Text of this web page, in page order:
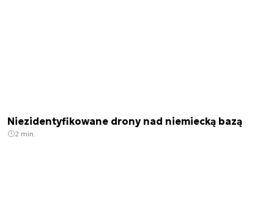
Niezidentyfikowane drony nad niemiecką bazą
2 min.